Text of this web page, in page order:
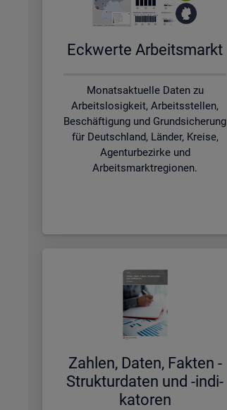
Eck­wer­te Ar­beits­markt
Monatsaktuelle Daten zu
Arbeitslosigkeit, Arbeitsstellen,
Beschäftigung und Grundsicherung
für Deutschland, Länder, Kreise,
Agenturbezirke und
Arbeitsmarktregionen.
Zah­len, Daten, Fak­ten -
Struk­tur­da­ten und -in­di­
ka­to­ren